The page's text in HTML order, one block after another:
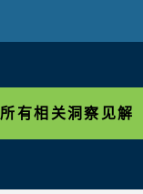
所有相关洞察见解